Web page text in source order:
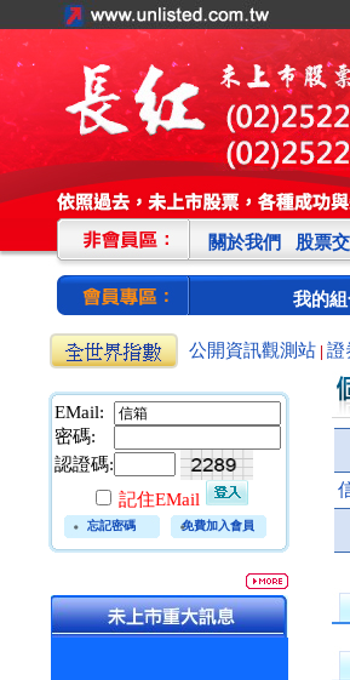
關於我們 股票
我的
公開資訊觀測站 證
EMail:
密碼:
認證碼:
記住EMail
忘記密碼 免費加入會員